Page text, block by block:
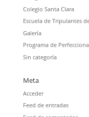
Colegio Santa Clara
Escuela de Tripulantes
Galería
Programa de
Sin categoría
Meta
Acceder
Feed de entradas